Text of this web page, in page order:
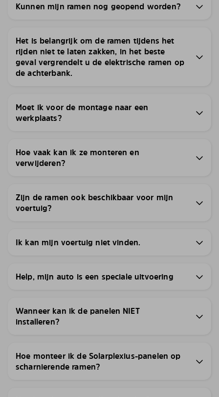
Kunnen mijn ramen nog geopend worden?
Het is belangrijk om de ramen tijdens het
rijden niet te laten zakken, in het beste
geval vergrendelt u de elektrische ramen op
de achterbank.
Moet ik voor de montage naar een
werkplaats?
Hoe vaak kan ik ze monteren en
verwijderen?
Zijn de ramen ook beschikbaar voor mijn
voertuig?
Ik kan mijn voertuig niet vinden.
Help, mijn auto is een speciale uitvoering
Wanneer kan ik de panelen NIET
installeren?
Hoe monteer ik de Solarplexius-panelen op
scharnierende ramen?